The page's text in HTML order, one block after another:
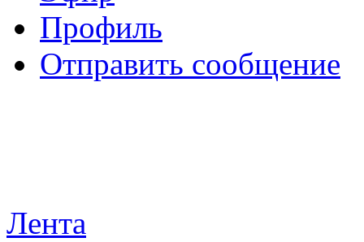
Профиль
Отправить сообщение
Лента